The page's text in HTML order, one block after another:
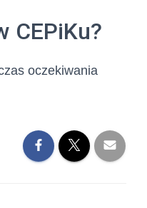
CEPiKu?
oczekiwania